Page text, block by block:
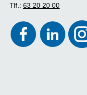
Tlf.: 63 20 20 00